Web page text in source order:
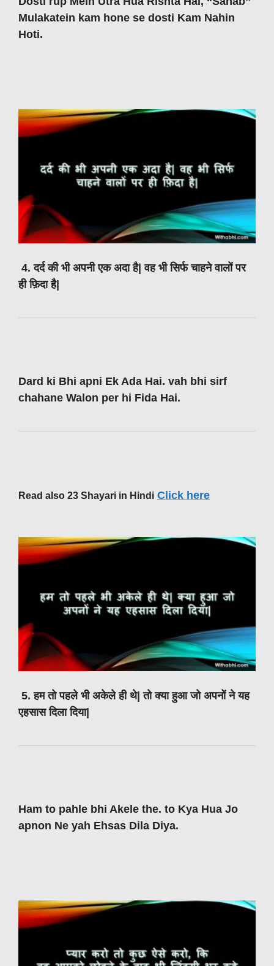
Mulakatein kam hone se dosti Kam Nahin
Hoti.
4. दर्द की भी अपनी एक अदा है| वह भी सिर्फ चाहने वालों पर
ही फ़िदा है|
Dard ki Bhi apni Ek Ada Hai. vah bhi sirf
chahane Walon per hi Fida Hai.
Read also 23 Shayari in Hindi Click here
5. हम तो पहले भी अकेले ही थे| तो क्या हुआ जो अपनों ने यह
एहसास दिला दिया|
Ham to pahle bhi Akele the. to Kya Hua Jo
apnon Ne yah Ehsas Dila Diya.